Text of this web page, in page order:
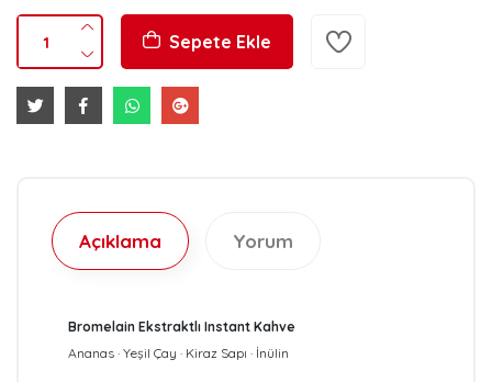
Sepete Ekle
Açıklama Yorum
Bromelain Ekstraktlı Instant Kahve
Ananas · Yeşil Çay · Kiraz Sapı · İnülin